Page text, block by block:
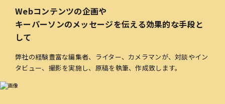
Webコンテンツの企画や
キーパーソンのメッセージを伝える効果的な手段と
して
弊社の経験豊富な編集者、ライター、カメラマンが、対談やイン
タビュー、撮影を実施し、原稿を執筆、作成致します。